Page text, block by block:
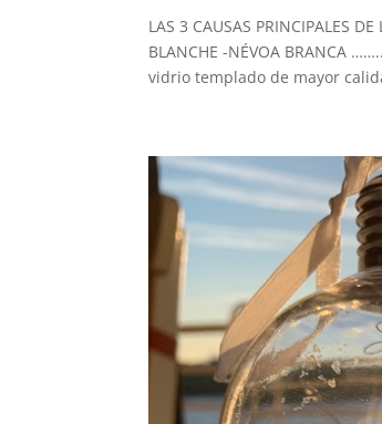
LAS 3 CAUSAS PRINCIPALES
BLANCHE -NÉVOA BRANCA
vidrio templado de mayor